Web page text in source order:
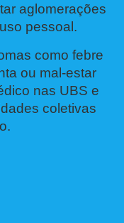
aglomerações
pessoal.
como febre
ou mal-estar
nas UBS e
coletivas